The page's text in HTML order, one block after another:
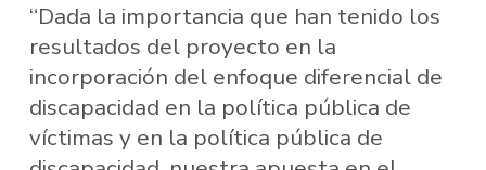
“Dada la importancia que han tenido los
resultados del proyecto en la
incorporación del enfoque diferencial de
discapacidad en la política pública de
víctimas y en la política pública de